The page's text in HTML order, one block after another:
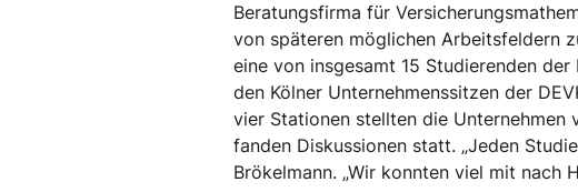
Beratungsfirma für
von späteren möglichen Arbeitsfeldern
eine von insgesamt 15 Studierenden
den Kölner Unternehmenssitzen der
vier Stationen stellten die Unternehmen
fanden Diskussionen statt. „Jeden
Brökelmann. „Wir konnten viel mit nach